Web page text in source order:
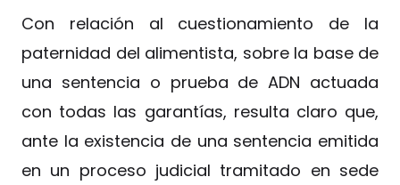
Con relación al cuestionamiento de la
paternidad del alimentista, sobre la base de
una sentencia o prueba de ADN actuada
con todas las garantías, resulta claro que,
ante la existencia de una sentencia emitida
en un proceso judicial tramitado en sede